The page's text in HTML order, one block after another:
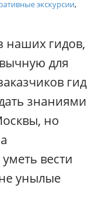
экскурсии,
наших гидов,
для
гид
знаниями
но
вести
унылые